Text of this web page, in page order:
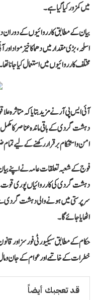
میں کمزور کیا گیا ہے۔
بیان کے مطابق کارروائیوں کے
اسلحہ، بڑی مقدار میں دھماکا خیز مواد
مختلف کارروائیوں میں استعمال کیا جانا
آئی ایس پی آر نے مزید بتایا کہ متاثرہ
دہشت گردی کے باقی ماندہ عناصر کا مکمل
امن و استحکام برقرار رکھنے کے لیے
فوج کے شعبہ تعلقات عامہ نے اپنے
دہشت گردی کی کارروائیاں پوری قوت
سرپرستی میں ہونے والی دہشت گردی
اٹھایا جائے گا۔
حکام کے مطابق سیکیورٹی فورسز اور
خطرات کے خاتمے اور عوام کے جان و
قد تعجبك أيضاً